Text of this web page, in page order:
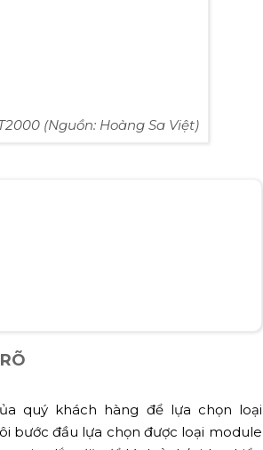
(Nguồn: Hoàng Sa Việt)
quý khách hàng để lựa chọn loại
bước đầu lựa chọn được loại module